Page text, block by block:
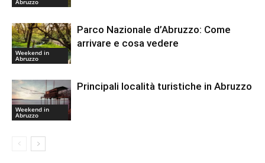
Abruzzo
Weekend in
Abruzzo
Parco Nazionale d’Abruzzo: Come
arrivare e cosa vedere
Weekend in
Abruzzo
Principali località turistiche in Abruzzo